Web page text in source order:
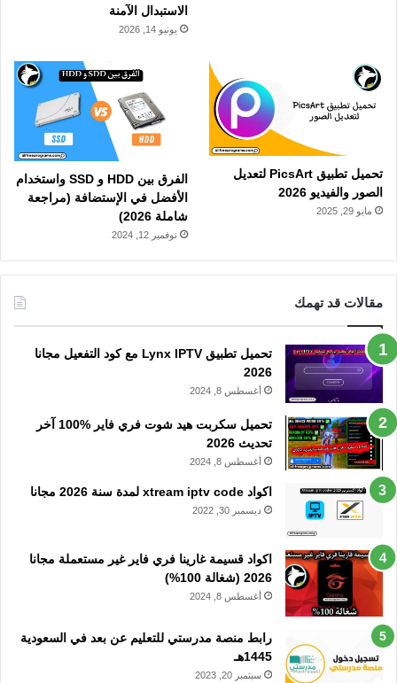
الاستبدال الآمنة
يونيو 14, 2026
تحميل تطبيق PicsArt لتعديل
الصور والفيديو 2026
مايو 29, 2025
الفرق بين HDD و SSD واستخدام
الأفضل في الإستضافة (مراجعة
شاملة 2026)
نوفمبر 12, 2024
مقالات قد تهمك
تحميل تطبيق Lynx IPTV مع كود التفعيل مجانا
2026
أغسطس 8, 2024
تحميل سكربت هيد شوت فري فاير %100 آخر
تحديث 2026
أغسطس 8, 2024
اكواد xtream iptv code لمدة سنة 2026 مجانا
ديسمبر 30, 2022
اكواد قسيمة غارينا فري فاير غير مستعملة مجانا
2026 (شغالة 100%)
أغسطس 8, 2024
رابط منصة مدرستي للتعليم عن بعد في السعودية
1445هـ
سبتمبر 20, 2023